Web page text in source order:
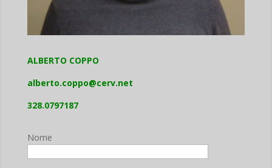
ALBERTO COPPO
alberto.coppo@cerv.net
328.0797187
Nome